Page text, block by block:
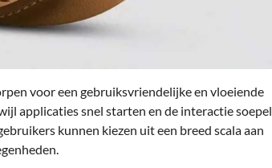
voor een gebruiksvriendelijke en vloeiende
applicaties snel starten en de interactie soepel
kunnen kiezen uit een breed scala aan